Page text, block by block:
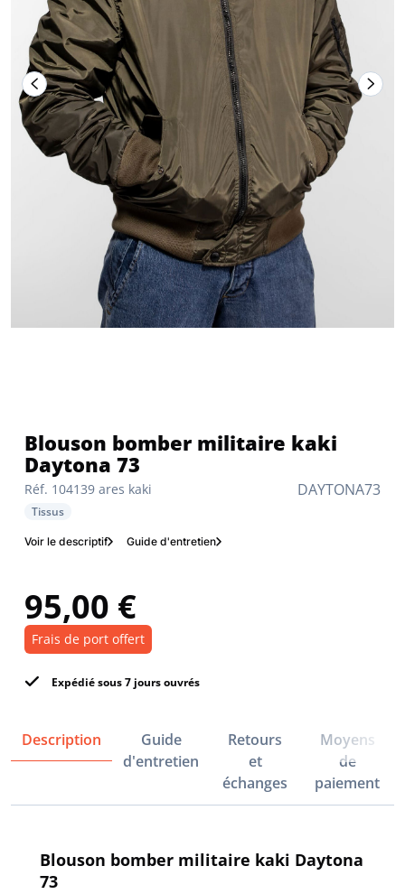
DAYTONA73
Réf. 104139 ares kaki
Blouson bomber militaire kaki
Daytona 73
Tissus
Voir le descriptif Guide d'entretien
95,00 €
Frais de port offert
Expédié sous 7 jours ouvrés
Description
Guide
d'entretien
Retours
et
échanges
Moyens
de
paiement
Blouson bomber militaire kaki Daytona
73